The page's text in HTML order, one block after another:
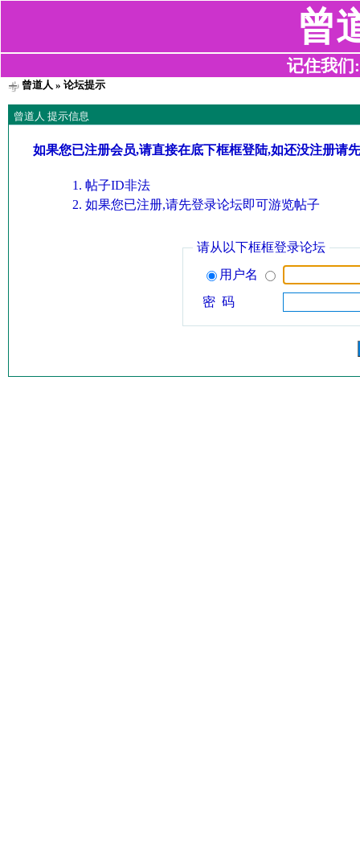
曾
记住我们
曾道人 » 论坛提示
曾道人 提示信息
如果您已注册会员,请直接在底下框框登陆,如还没注册请
帖子ID非法
如果您已注册,请先登录论坛即可游览帖子
请从以下框框登录论坛
用户名
密 码